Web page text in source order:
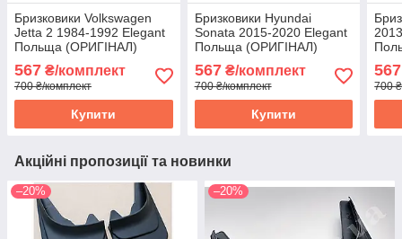
Бризковики Volkswagen
Jetta 2 1984-1992 Elegant
Польща (ОРИГІНАЛ)
567 ₴/комплект
700 ₴/комплект
Купити
Бризковики Hyundai
Sonata 2015-2020 Elegant
Польща (ОРИГІНАЛ)
567₴/комплект
700 ₴/комплект
Купити
567
700
Акційні пропозиції та новинки
–20% –20%